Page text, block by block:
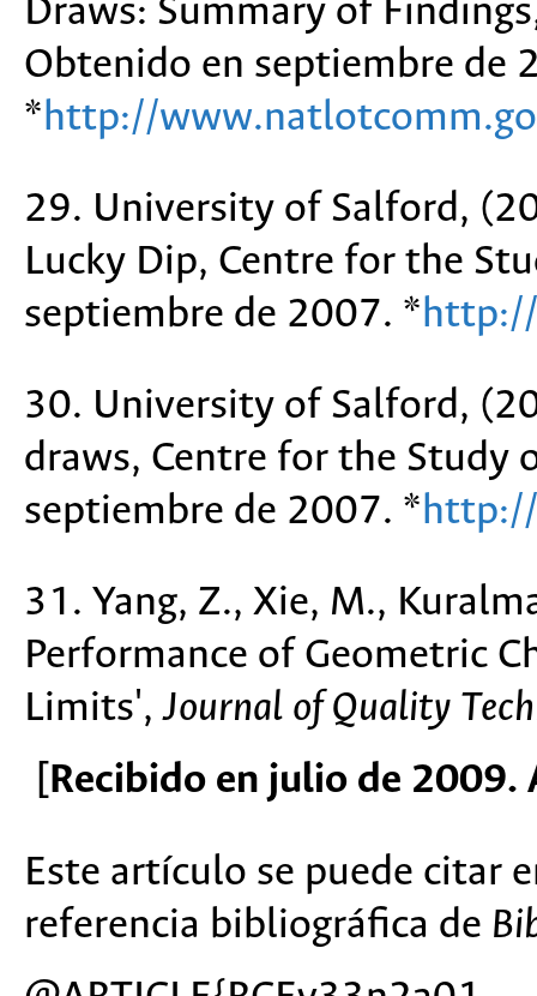
Draws: Summary of
Obtenido en septiembre de
*http://
29. University of Salford,
Lucky Dip, Centre for the
septiembre de 2007. *
30. University of Salford,
draws, Centre for the Study
septiembre de 2007. *
31. Yang, Z., Xie, M.,
Performance of Geometric
Limits',Journal of Quality
[Recibido en julio de
Este artículo se puede citar
referencia bibliográfica de